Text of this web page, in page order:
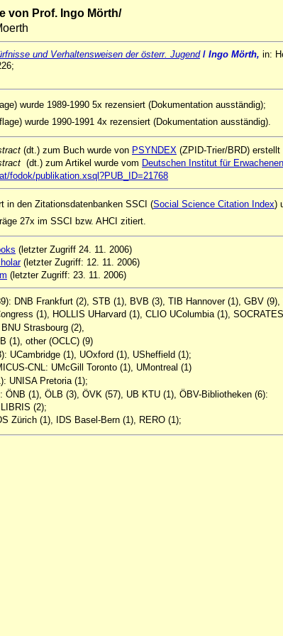
von Prof. Ingo Mörth/
und Verhaltensweisen der österr. Jugend / Ingo Mörth, in:
wurde 1989-1990 5x rezensiert (Dokumentation ausständig);
wurde 1990-1991 4x rezensiert (Dokumentation ausständig).
(dt.) zum Buch wurde von PSYNDEX (ZPID-Trier/BRD)
(dt.) zum Artikel wurde vom Deutschen Institut für
fodok/publikation.xsql?PUB_ID=21768
in den Zitationsdatenbanken SSCI (Social Science Citation Index)
27x im SSCI bzw. AHCI zitiert.
(letzter Zugriff 24. 11. 2006)
(letzter Zugriff: 12. 11. 2006)
(letzter Zugriff: 23. 11. 2006)
DNB Frankfurt (2), STB (1), BVB (3), TIB Hannover (1), GBV
(1), HOLLIS UHarvard (1), CLIO UColumbia (1),
Strasbourg (2),
(1), other (OCLC) (9)
UCambridge (1), UOxford (1), USheffield (1);
CNL: UMcGill Toronto (1), UMontreal (1)
UNISA Pretoria (1);
ÖNB (1), ÖLB (3), ÖVK (57), UB KTU (1), ÖBV-Bibliotheken (6):
(2);
Zürich (1), IDS Basel-Bern (1), RERO (1);